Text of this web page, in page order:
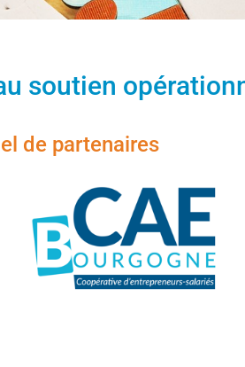
soutien
de partenaires